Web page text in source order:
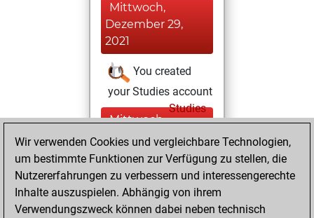
Mittwoch,
Dezember 29,
2021
You created
your Studies account
Studies
Mittwoch,
April 14, 2021
You created
your Fritz account
Fritz
Sonntag,
Wir verwenden Cookies und vergleichbare Technologien,
um bestimmte Funktionen zur Verfügung zu stellen, die
Nutzererfahrungen zu verbessern und interessengerechte
Inhalte auszuspielen. Abhängig von ihrem
Verwendungszweck können dabei neben technisch